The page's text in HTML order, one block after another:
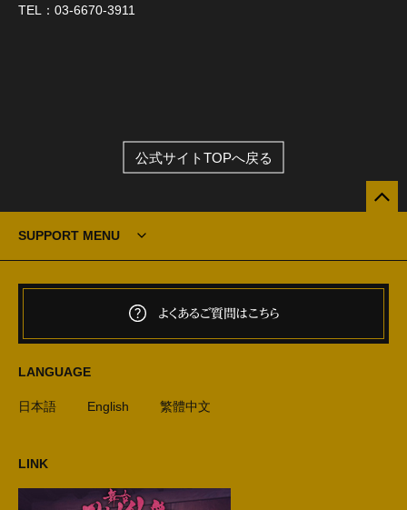
TEL：03-6670-3911
公式サイトTOPへ戻る
SUPPORT MENU
よくあるご質問はこちら
LANGUAGE
日本語 English 繁體中文
LINK